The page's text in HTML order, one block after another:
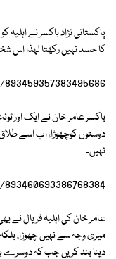
پاکستانی نژاد باکسر نے
کا حسد نہیں رکھتا لہذا
باکسر عامر خان نے ایک اور
دوستوں کوچھوڑا، اب اسے
نہیں۔
عامر خان کی اہلیہ فریال نے
میری وجہ سے نہیں چھوڑا،
دینا بند کریں جب کہ دوسرے